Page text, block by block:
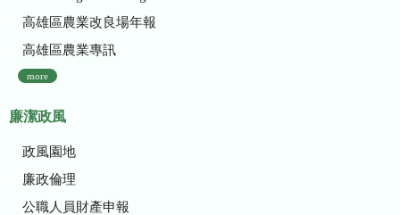
高雄區農業改良場年報
高雄區農業專訊
more
廉潔政風
政風園地
廉政倫理
公職人員財產申報